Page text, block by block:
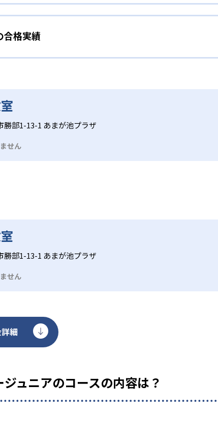
界大会「ロボカップ」で史上初となる5年連続優勝を果
ースは、千葉工業大学fuRo（未来ロボット技術研究セン
はRailsプログラマーとして活躍する鳥井雪 氏で、科学教
ドバイザーには東京大学先端科学技術研究センター教授
ーとして名を連ねる。
室を展開し、27,000名以上が受講する。ロボット教室の全
室、スモールステップのこどもプログラミング教室、実
できる工夫が凝らされている。
とつなげたい子ども
スもあり、探究力と表現力を磨くことができる。
ボット教室、プログラミング教室、科学教室、さんすう
家が監修に基づいた内容で、子どもの探究意欲を引き出
ミュニティ活動により、同世代の仲間と切磋琢磨でき
開講頻度は月1～2回が中心であり、短期間でのスキル定
期費用、毎月の授業料や材料費などが発生することもあ
合格実績
績を公式サイトで公開していない。
勝部1-13-1 あまが池プラザ
せん
勝部1-13-1 あまが池プラザ
せん
細
ュニアのコースの内容は？